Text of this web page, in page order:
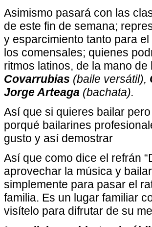
Asimismo pasará con las
de este fin de semana;
y esparcimiento tanto para
los comensales; quienes
ritmos latinos, de la mano
Covarrubias (baile versátil),
Jorge Arteaga (bachata).
Así que si quieres bailar
porqué bailarines
gusto y así demostrar
Así que como dice el refrán
aprovechar la música y
simplemente para pasar el
familia. Es un lugar familiar
visítelo para difrutar de su